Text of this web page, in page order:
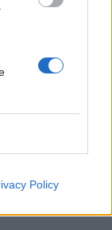
Policy